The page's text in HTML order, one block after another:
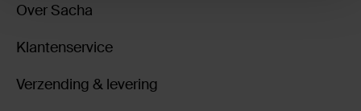
Over Sacha
Klantenservice
Verzending & levering